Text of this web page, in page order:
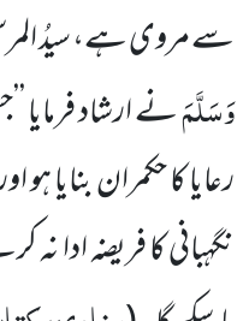
سے مروی ہے، سیدُ
وَسَلَّمَنے ارشاد
رعایا کا حکمران بنایا
نگہبانی کا فریضہ ادا